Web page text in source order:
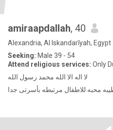
amiraapdallah, 40
Alexandria, Al Iskandarīyah, Egypt
Seeking: Male 39 - 54
Attend religious services: Only
لا اله الا الله محمد رسول الله
محبه للاطفال مرتبطه بأسرتى جدا